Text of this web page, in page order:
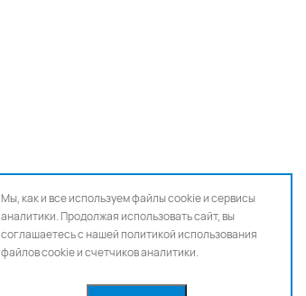
Мы, как и все используем файлы cookie и сервисы
аналитики. Продолжая использовать сайт, вы
соглашаетесь с нашейполитикой использования
файлов cookie и счетчиков аналитики.